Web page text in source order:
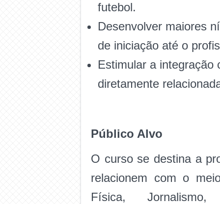
futebol.
Desenvolver maiores
de iniciação até o
Estimular a integração
diretamente
Público Alvo
O curso se destina a
relacionem com o
Física, Jornalismo,